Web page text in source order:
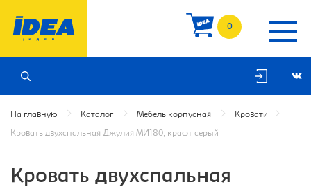
0
На главную Каталог Мебель корпусная Кровати
Кровать двухспальная Джулия МИ180, крафт серый
Кровать двухспальная